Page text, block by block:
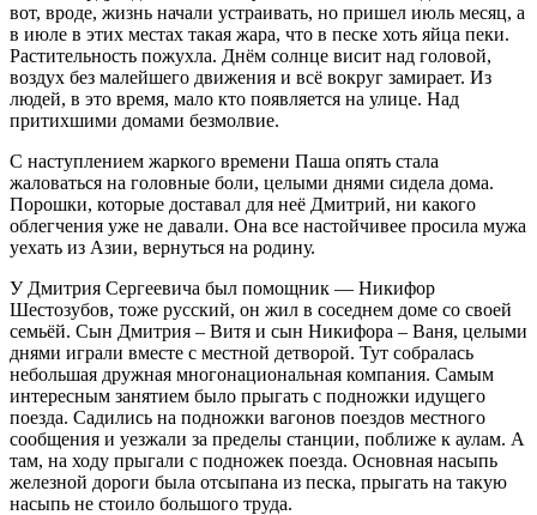
вот, вроде, жизнь начали устраивать, но пришел июль месяц, а
в июле в этих местах такая жара, что в песке хоть яйца пеки.
Растительность пожухла. Днём солнце висит над головой,
воздух без малейшего движения и всё вокруг замирает. Из
людей, в это время, мало кто появляется на улице. Над
притихшими домами безмолвие.
С наступлением жаркого времени Паша опять стала
жаловаться на головные боли, целыми днями сидела дома.
Порошки, которые доставал для неё Дмитрий, ни какого
облегчения уже не давали. Она все настойчивее просила мужа
уехать из Азии, вернуться на родину.
У Дмитрия Сергеевича был помощник — Никифор
Шестозубов, тоже русский, он жил в соседнем доме со своей
семьёй. Сын Дмитрия – Витя и сын Никифора – Ваня, целыми
днями играли вместе с местной детворой. Тут собралась
небольшая дружная многонациональная компания. Самым
интересным занятием было прыгать с подножки идущего
поезда. Садились на подножки вагонов поездов местного
сообщения и уезжали за пределы станции, поближе к аулам. А
там, на ходу прыгали с подножек поезда. Основная насыпь
железной дороги была отсыпана из песка, прыгать на такую
насыпь не стоило большого труда.